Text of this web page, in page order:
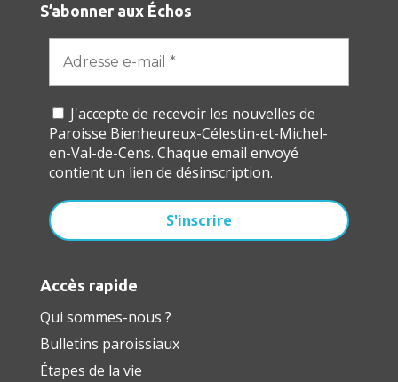
S’abonner aux Échos
J'accepte de recevoir les nouvelles de
Paroisse Bienheureux-Célestin-et-Michel-
en-Val-de-Cens. Chaque email envoyé
contient un lien de désinscription.
Accès rapide
Qui sommes-nous ?
Bulletins paroissiaux
Étapes de la vie